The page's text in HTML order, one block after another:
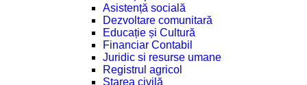
Asistență socială
Dezvoltare comunitară
Educație și Cultură
Financiar Contabil
Juridic si resurse umane
Registrul agricol
Starea civilă